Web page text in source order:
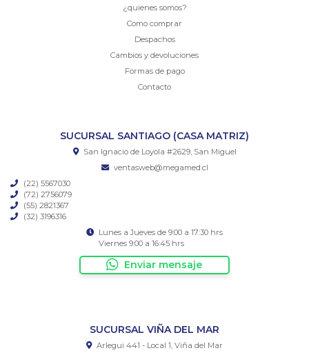
¿quienes somos?
Como comprar
Despachos
Cambios y devoluciones
Formas de pago
Contacto
SUCURSAL SANTIAGO (CASA MATRIZ)
San Ignacio de Loyola #2629, San Miguel
ventasweb@megamed.cl
(22) 5567030
(72) 2756079
(55) 2821367
(32) 3196316
Lunes a Jueves de 9:00 a 17:30 hrs
Viernes 9:00 a 16:45 hrs
Enviar mensaje
SUCURSAL VIÑA DEL MAR
Arlegui 441 - Local 1, Viña del Mar